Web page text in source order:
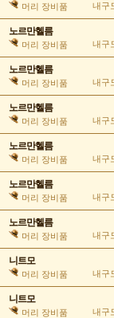
머리 장비품 내구
노르만헬름
머리 장비품 내구
노르만헬름
머리 장비품 내구
노르만헬름
머리 장비품 내구
노르만헬름
머리 장비품 내구
노르만헬름
머리 장비품 내구
노르만헬름
머리 장비품 내구
니트모
머리 장비품 내구
니트모
머리 장비품 내구